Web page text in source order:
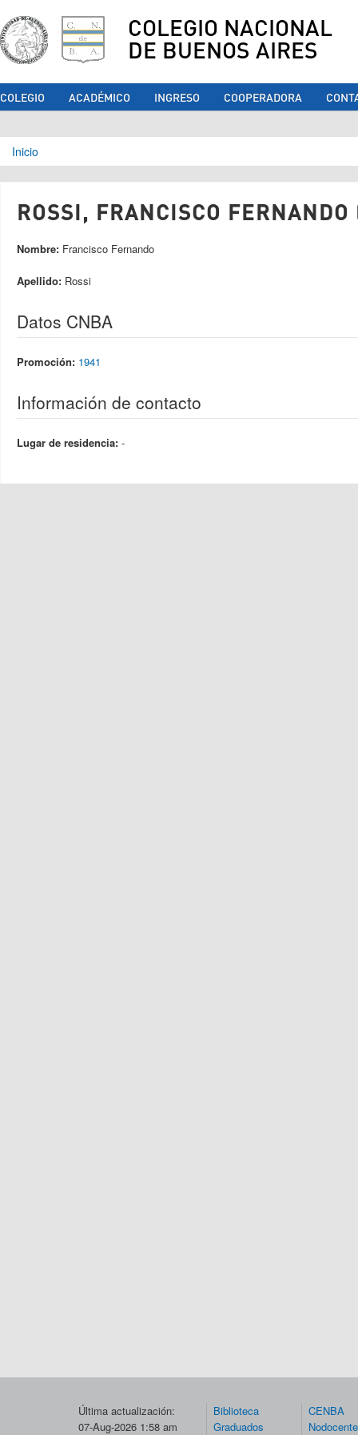
COLEGIO NACIONAL
DE BUENOS AIRES
COLEGIO ACADÉMICO INGRESO COOPERADORA
Se encuentra usted aquí
Inicio
ROSSI, FRANCISCO
Nombre: Francisco Fernando
Apellido: Rossi
Datos CNBA
Promoción: 1941
Información de contacto
Lugar de residencia: -
Última actualización:
07-Aug-2026 1:58 am
Biblioteca
Graduados
CENBA